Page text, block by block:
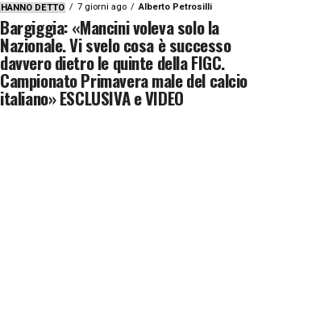
HANNO DETTO 7 giorni ago Alberto Petrosilli
Bargiggia: «Mancini voleva solo la
Nazionale. Vi svelo cosa è successo
davvero dietro le quinte della FIGC.
Campionato Primavera male del calcio
italiano» ESCLUSIVA e VIDEO